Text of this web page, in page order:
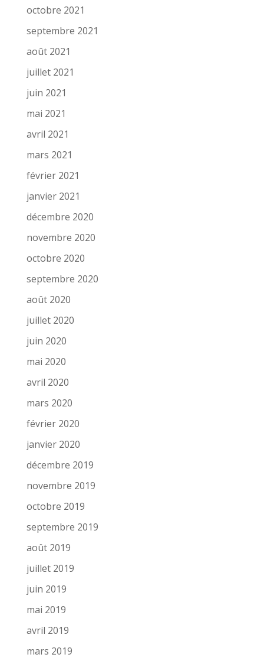
octobre 2021
septembre 2021
août 2021
juillet 2021
juin 2021
mai 2021
avril 2021
mars 2021
février 2021
janvier 2021
décembre 2020
novembre 2020
octobre 2020
septembre 2020
août 2020
juillet 2020
juin 2020
mai 2020
avril 2020
mars 2020
février 2020
janvier 2020
décembre 2019
novembre 2019
octobre 2019
septembre 2019
août 2019
juillet 2019
juin 2019
mai 2019
avril 2019
mars 2019